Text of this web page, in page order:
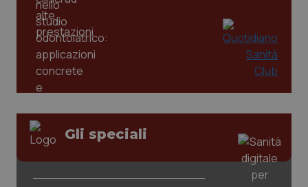
Gli speciali
tracking-sites-ironfish-
tracking-enable
www.quotidianosanita.it
tracking-sites-ironfish-
www.quotidianosanita.it
2